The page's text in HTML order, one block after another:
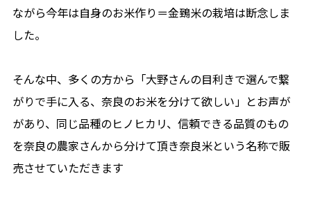
ながら今年は自身のお米作り＝金鵄米の栽培は断念しま
した。
そんな中、多くの方から「大野さんの目利きで選んで繋
がりで手に入る、奈良のお米を分けて欲しい」とお声が
があり、同じ品種のヒノヒカリ、信頼できる品質のもの
を奈良の農家さんから分けて頂き奈良米という名称で販
売させていただきます